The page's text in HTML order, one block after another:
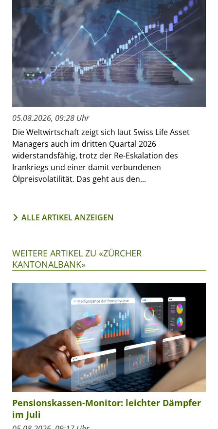
05.08.2026, 09:28 Uhr
Die Weltwirtschaft zeigt sich laut Swiss Life Asset
Managers auch im dritten Quartal 2026
widerstandsfähig, trotz der Re-Eskalation des
Irankriegs und einer damit verbundenen
Ölpreisvolatilität. Das geht aus den...
ALLE ARTIKEL ANZEIGEN
WEITERE ARTIKEL ZU «ZÜRCHER
KANTONALBANK»
Pensionskassen-Monitor: leichter Dämpfer
im Juli